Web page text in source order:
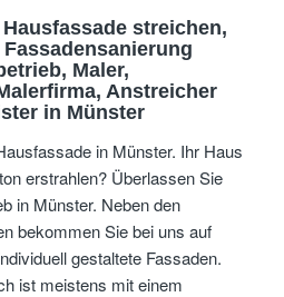
streichen,
Maler,
Anstreicher
in Münster
in Münster. Ihr Haus
erstrahlen? Überlassen Sie
in Münster. Neben den
bekommen Sie bei uns auf
gestaltete Fassaden.
ist meistens mit einem